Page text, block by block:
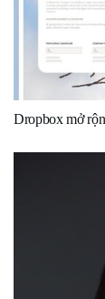
Dropbox mở